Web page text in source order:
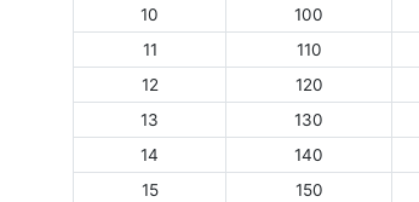
10
100
11
110
12
120
13
130
14
140
15
150